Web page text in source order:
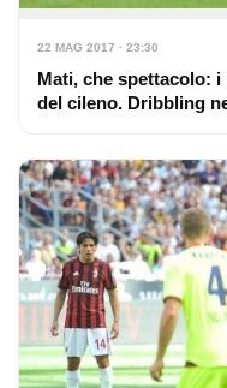
22 MAG 2017 · 23:30
Mati, che spettacolo:
del cileno. Dribbling